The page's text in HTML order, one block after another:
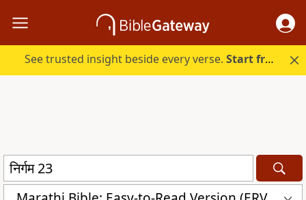
See trusted insight beside every verse.Start free.